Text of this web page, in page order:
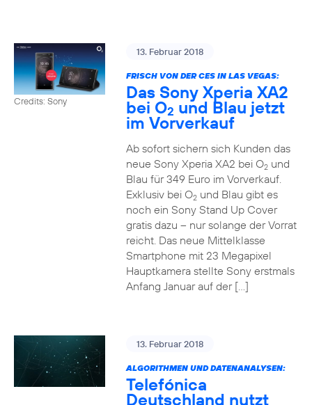
Credits: Sony
13. Februar 2018
FRISCH VON DER CES IN LAS VEGAS:
Das Sony Xperia XA2
bei O2 und Blau jetzt
im Vorverkauf
Ab sofort sichern sich Kunden das
neue Sony Xperia XA2 bei O2und
Blau für 349 Euro im Vorverkauf.
Exklusiv bei O2und Blau gibt es
noch ein Sony Stand Up Cover
gratis dazu – nur solange der Vorrat
reicht. Das neue Mittelklasse
Smartphone mit 23 Megapixel
Hauptkamera stellte Sony erstmals
Anfang Januar auf der […]
13. Februar 2018
ALGORITHMEN UND DATENANALYSEN:
Telefónica
Deutschland nutzt